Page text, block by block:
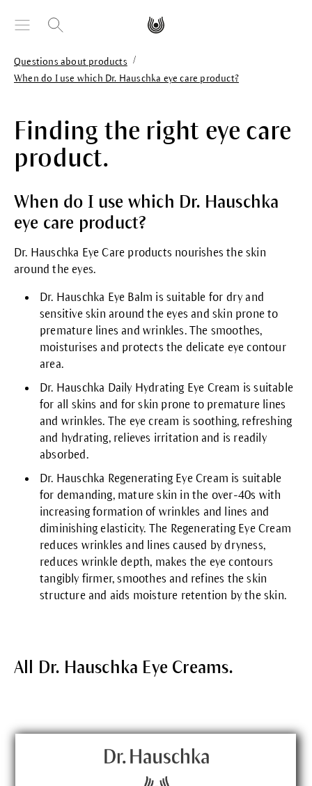
Questions about products /
When do I use which Dr. Hauschka eye care product?
Finding the right eye care
product.
When do I use which Dr. Hauschka
eye care product?
Dr. Hauschka Eye Care products nourishes the skin
around the eyes.
Dr. Hauschka Eye Balm is suitable for dry and
sensitive skin around the eyes and skin prone to
premature lines and wrinkles. The smoothes,
moisturises and protects the delicate eye contour
area.
Dr. Hauschka Daily Hydrating Eye Cream is suitable
for all skins and for skin prone to premature lines
and wrinkles. The eye cream is soothing, refreshing
and hydrating, relieves irritation and is readily
absorbed.
Dr. Hauschka Regenerating Eye Cream is suitable
for demanding, mature skin in the over-40s with
increasing formation of wrinkles and lines and
diminishing elasticity. The Regenerating Eye Cream
reduces wrinkles and lines caused by dryness,
reduces wrinkle depth, makes the eye contours
tangibly firmer, smoothes and refines the skin
structure and aids moisture retention by the skin.
All Dr. Hauschka Eye Creams.